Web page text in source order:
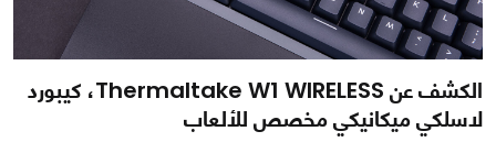
الكشف عن Thermaltake W1 WIRELESS، كيبورد
لاسلكي ميكانيكي مخصص للألعاب